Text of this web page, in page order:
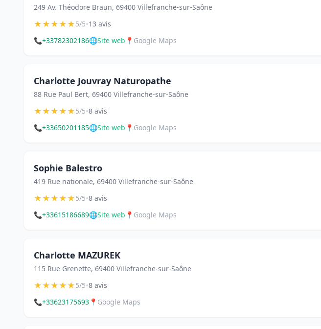
249 Av. Théodore Braun, 69400 Villefranche-sur-Saône
★★★★★5/5•13 avis
📞+33782302186🌐Site web 📍 Google Maps
Charlotte Jouvray Naturopathe
88 Rue Paul Bert, 69400 Villefranche-sur-Saône
★★★★★5/5•8 avis
📞+33650201185🌐Site web 📍 Google Maps
Sophie Balestro
419 Rue nationale, 69400 Villefranche-sur-Saône
★★★★★5/5•8 avis
📞+33615186689🌐Site web 📍 Google Maps
Charlotte MAZUREK
115 Rue Grenette, 69400 Villefranche-sur-Saône
★★★★★5/5•8 avis
📞+33623175693 📍 Google Maps